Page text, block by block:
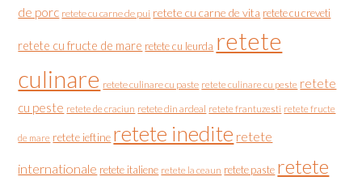
de porc retete cu carne de pui retete cu carne de vita retete cu creveti
retete cu fructe de mare retete cu leurda retete
culinare retete culinare cu paste retete culinare cu peste retete
cu peste retete de craciun retete din ardeal retete frantuzesti retete fructe
de mare retete ieftine retete inedite retete
internationale retete italiene retete la ceaun retete paste retete